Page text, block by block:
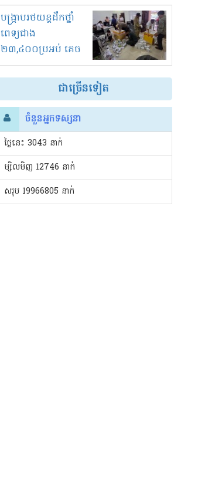
រំខានទាំងយប់ទាំងថ្ងៃ
បង្ក្រាបរថយន្តដឹកថ្នាំ
ពេទ្យជាង
២៣,៤០០ប្រអប់ គេច
ពន្ធនិងអត់ច្បាប់នាំ
ចូល!?
ជាច្រើនទៀត
ចំនួនអ្នកទស្សនា
ថ្ងៃនេះ​ 3043 នាក់
ម្សិលមិញ 12746 នាក់
សរុប 19966805 នាក់